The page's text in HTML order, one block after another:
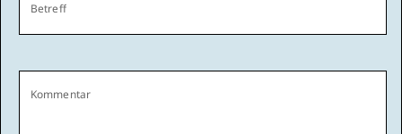
Betreff
Kommentar